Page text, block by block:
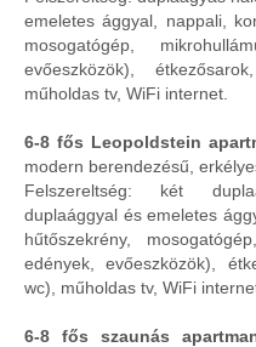
emeletes ággyal, nappali,
mosogatógép,
evőeszközök),
műholdas tv, WiFi internet.
6-8 fős Leopoldstein
modern berendezésű,
Felszereltség: két
duplaággyal és emeletes
hűtőszekrény,
edények, evőeszközök),
wc), műholdas tv, WiFi
6-8 fős szaunás